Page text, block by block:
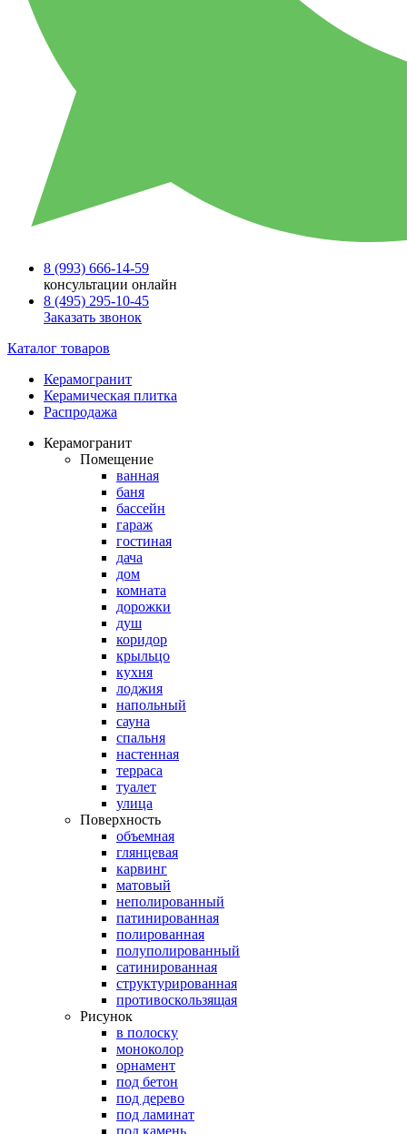
8 (993) 666-14-59
консультации онлайн
8 (495) 295-10-45
Заказать звонок
Каталог товаров
Керамогранит
Керамическая плитка
Распродажа
Керамогранит
Помещение
ванная
баня
бассейн
гараж
гостиная
дача
дом
комната
дорожки
душ
коридор
крыльцо
кухня
лоджия
напольный
сауна
спальня
настенная
терраса
туалет
улица
Поверхность
объемная
глянцевая
карвинг
матовый
неполированный
патинированная
полированная
полуполированный
сатинированная
структурированная
противоскользящая
Рисунок
в полоску
моноколор
орнамент
под бетон
под дерево
под ламинат
под камень